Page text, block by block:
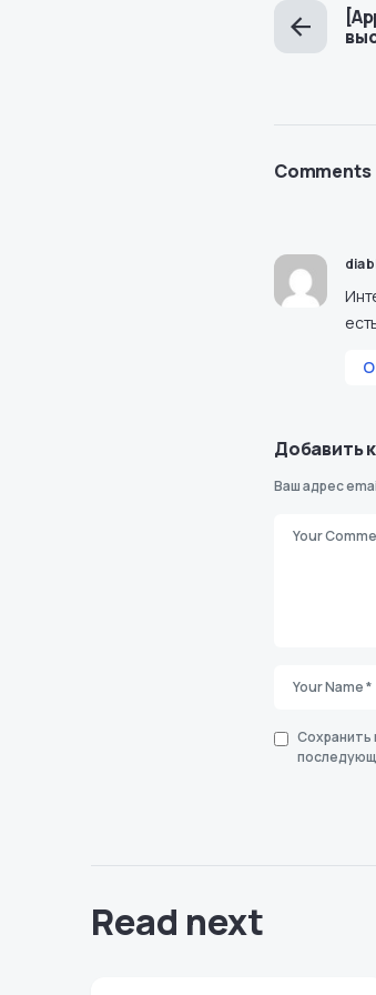
Comments
Добавить
Ваш адрес
Сохранить
Read next